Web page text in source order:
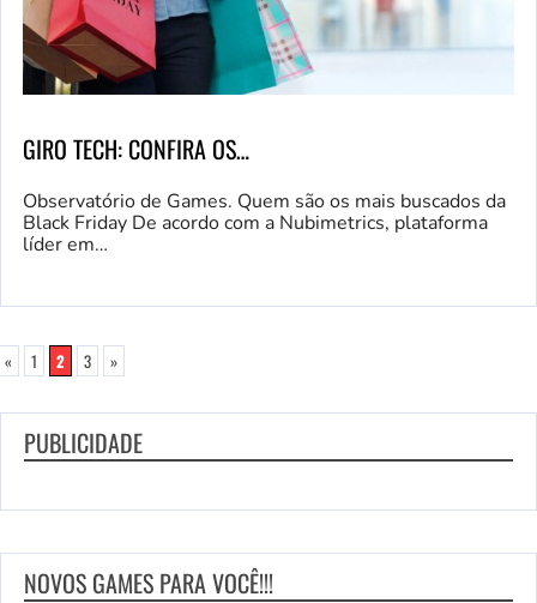
GIRO TECH: CONFIRA OS…
Observatório de Games. Quem são os mais buscados da
Black Friday De acordo com a Nubimetrics, plataforma
líder em…
« 1 2 3 »
PUBLICIDADE
NOVOS GAMES PARA VOCÊ!!!